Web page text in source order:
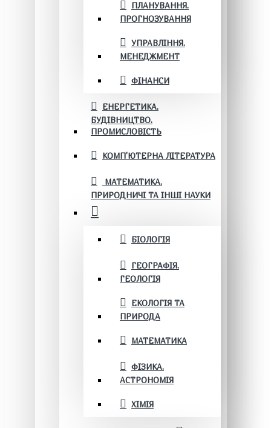
ПЛАНУВАННЯ.
ПРОГНОЗУВАННЯ
УПРАВЛІННЯ.
МЕНЕДЖМЕНТ
ФІНАНСИ
ЕНЕРГЕТИКА.
БУДІВНИЦТВО.
ПРОМИСЛОВІСТЬ
КОМП'ЮТЕРНА ЛІТЕРАТУРА
МАТЕМАТИКА.
ПРИРОДНИЧІ ТА ІНШІ НАУКИ
БІОЛОГІЯ
ГЕОГРАФІЯ.
ГЕОЛОГІЯ
ЕКОЛОГІЯ ТА
ПРИРОДА
МАТЕМАТИКА
ФІЗИКА.
АСТРОНОМІЯ
ХІМІЯ